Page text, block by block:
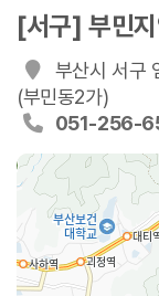
[서구] 부민
부산시 서구
(부민동2가)
051-256-